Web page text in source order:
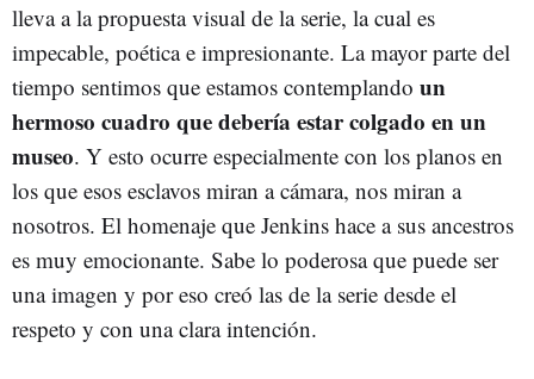
lleva a la propuesta visual de la serie, la cual es
impecable, poética e impresionante. La mayor parte del
tiempo sentimos que estamos contemplando un
hermoso cuadro que debería estar colgado en un
museo. Y esto ocurre especialmente con los planos en
los que esos esclavos miran a cámara, nos miran a
nosotros. El homenaje que Jenkins hace a sus ancestros
es muy emocionante. Sabe lo poderosa que puede ser
una imagen y por eso creó las de la serie desde el
respeto y con una clara intención.